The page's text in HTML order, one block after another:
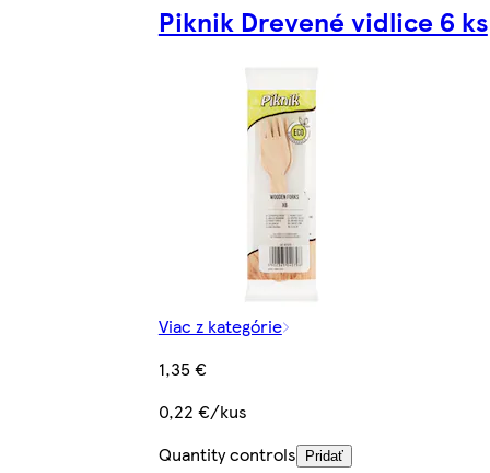
Piknik Drevené vidlice 6 ks
Viac z kategórie
1,35 €
0,22 €/kus
Quantity controls
Pridať